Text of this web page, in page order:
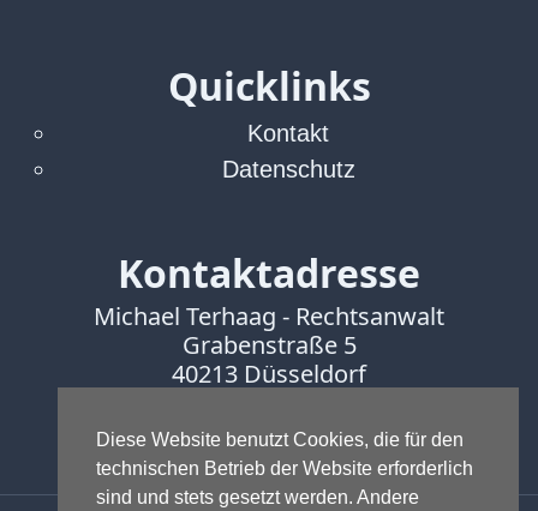
Diese Website benutzt Cookies, die für den
technischen Betrieb der Website erforderlich
sind und stets gesetzt werden. Andere
Quicklinks
Kontakt
Datenschutz
Kontaktadresse
Michael Terhaag - Rechtsanwalt
Grabenstraße 5
40213 Düsseldorf
Fax:0211-16888601